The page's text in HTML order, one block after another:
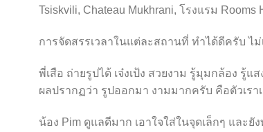
Tsiskvili, Chateau Mukhrani, โรงแรม
การจัดสรรเวลาในแต่ละสถานที่ ทำได้ดีครับ ไ
พี่เสือ ถ่ายรูปได้ เจ๋งเป้ง สวยงาม รู้มุมกล้อง รู้
ผลปรากฏว่า รูปออกมา งามมากครับ คือตัวเร
น้อง Pim ดูแลดีมาก เอาใจใส่ในจุดเล็กๆ และ